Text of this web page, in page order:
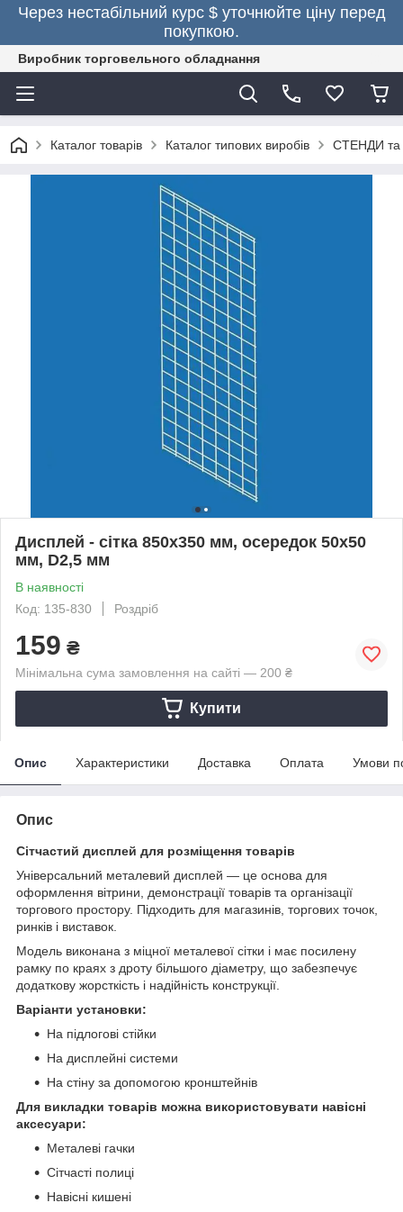
Через нестабільний курс $ уточнюйте ціну перед
покупкою.
Виробник торговельного обладнання
Каталог товарів Каталог типових виробів СТЕНДИ та
Дисплей - сітка 850х350 мм, осередок 50х50
мм, D2,5 мм
В наявності
Код: 135-830
Роздріб
159 ₴
Мінімальна сума замовлення на сайті — 200 ₴
Купити
Опис Характеристики Доставка Оплата Умови
Опис
Сітчастий дисплей для розміщення товарів
Універсальний металевий дисплей — це основа для
оформлення вітрини, демонстрації товарів та організації
торгового простору. Підходить для магазинів, торгових точок,
ринків і виставок.
Модель виконана з міцної металевої сітки і має посилену
рамку по краях з дроту більшого діаметру, що забезпечує
додаткову жорсткість і надійність конструкції.
Варіанти установки:
На підлогові стійки
На дисплейні системи
На стіну за допомогою кронштейнів
Для викладки товарів можна використовувати навісні
аксесуари:
Металеві гачки
Сітчасті полиці
Навісні кишені